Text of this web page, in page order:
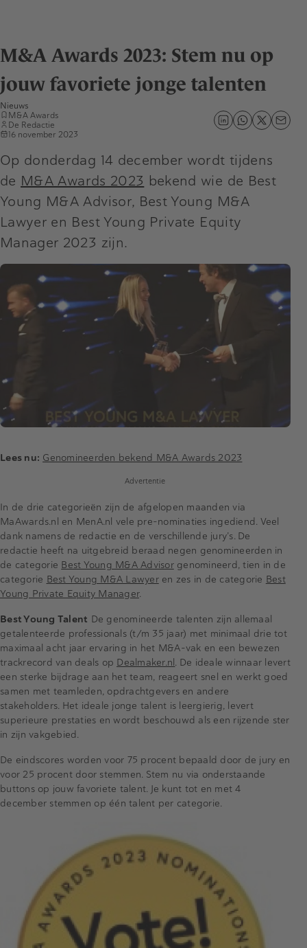
M&A Awards 2023: Stem nu op
jouw favoriete jonge talenten
Nieuws
M&A Awards
De Redactie
16 november 2023
Op donderdag 14 december wordt tijdens
de M&A Awards 2023 bekend wie de Best
Young M&A Advisor, Best Young M&A
Lawyer en Best Young Private Equity
Manager 2023 zijn.
Lees nu: Genomineerden bekend M&A Awards 2023
Advertentie
In de drie categorieën zijn de afgelopen maanden via
MaAwards.nl en MenA.nl vele pre-nominaties ingediend. Veel
dank namens de redactie en de verschillende jury’s. De
redactie heeft na uitgebreid beraad negen genomineerden in
de categorie Best Young M&A Advisorgenomineerd, tien in de
categorie Best Young M&A Lawyeren zes in de categorie Best
Young Private Equity Manager.
Best Young Talent De genomineerde talenten zijn allemaal
getalenteerde professionals (t/m 35 jaar) met minimaal drie tot
maximaal acht jaar ervaring in het M&A-vak en een bewezen
trackrecord van deals op Dealmaker.nl. De ideale winnaar levert
een sterke bijdrage aan het team, reageert snel en werkt goed
samen met teamleden, opdrachtgevers en andere
stakeholders. Het ideale jonge talent is leergierig, levert
superieure prestaties en wordt beschouwd als een rijzende ster
in zijn vakgebied.
De eindscores worden voor 75 procent bepaald door de jury en
voor 25 procent door stemmen. Stem nu via onderstaande
buttons op jouw favoriete talent. Je kunt tot en met 4
december stemmen op één talent per categorie.